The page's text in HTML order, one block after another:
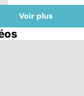
Voir plus